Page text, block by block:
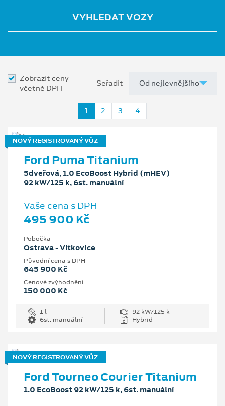
VYHLEDAT VOZY
Zobrazit ceny
včetně DPH
Seřadit
1 2 3 4
NOVÝ REGISTROVANÝ VŮZ
Ford Puma Titanium
5dveřová, 1.0 EcoBoost Hybrid (mHEV)
92 kW/125 k, 6st. manuální
Vaše cena s DPH
495 900 Kč
Pobočka
Ostrava - Vítkovice
Původní cena s DPH
645 900 Kč
Cenové zvýhodnění
150 000 Kč
1 l
92 kW/125 k
6st. manuální
Hybrid
NOVÝ REGISTROVANÝ VŮZ
Ford Tourneo Courier Titanium
1.0 EcoBoost 92 kW/125 k, 6st. manuální